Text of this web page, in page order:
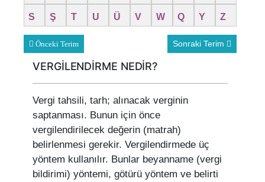
S Ş T U Ü V W Q Y Z
Önceki Terim Sonraki Terim
VERGİLENDİRME NEDİR?
Vergi tahsili, tarh; alınacak verginin
saptanması. Bunun için önce
vergilendirilecek değerin (matrah)
belirlenmesi gerekir. Vergilendirmede üç
yöntem kullanılır. Bunlar beyanname (vergi
bildirimi) yöntemi, götürü yöntem ve belirti